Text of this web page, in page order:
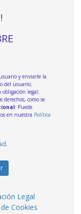
y enviarle la
del usuario;
obligación legal;
derechos, como se
: Puede
en nuestra Política
.
Legal
Cookies